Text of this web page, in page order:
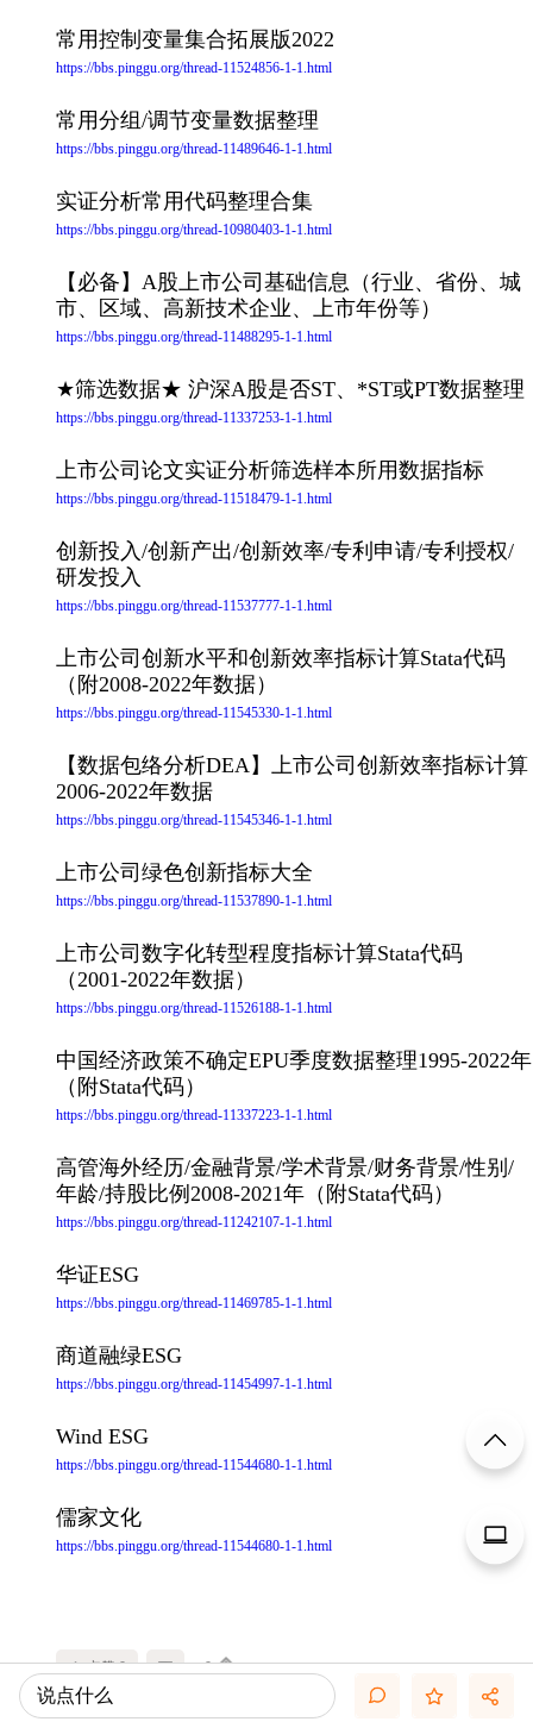
常用控制变量集合拓展版2022
https://bbs.pinggu.org/thread-11524856-1-1.html
常用分组/调节变量数据整理
https://bbs.pinggu.org/thread-11489646-1-1.html
实证分析常用代码整理合集
https://bbs.pinggu.org/thread-10980403-1-1.html
【必备】A股上市公司基础信息（行业、省份、城
市、区域、高新技术企业、上市年份等）
https://bbs.pinggu.org/thread-11488295-1-1.html
★筛选数据★ 沪深A股是否ST、*ST或PT数据整理
https://bbs.pinggu.org/thread-11337253-1-1.html
上市公司论文实证分析筛选样本所用数据指标
https://bbs.pinggu.org/thread-11518479-1-1.html
创新投入/创新产出/创新效率/专利申请/专利授权/
研发投入
https://bbs.pinggu.org/thread-11537777-1-1.html
上市公司创新水平和创新效率指标计算Stata代码
（附2008-2022年数据）
https://bbs.pinggu.org/thread-11545330-1-1.html
【数据包络分析DEA】上市公司创新效率指标计算
2006-2022年数据
https://bbs.pinggu.org/thread-11545346-1-1.html
上市公司绿色创新指标大全
https://bbs.pinggu.org/thread-11537890-1-1.html
上市公司数字化转型程度指标计算Stata代码
（2001-2022年数据）
https://bbs.pinggu.org/thread-11526188-1-1.html
中国经济政策不确定EPU季度数据整理1995-2022年
（附Stata代码）
https://bbs.pinggu.org/thread-11337223-1-1.html
高管海外经历/金融背景/学术背景/财务背景/性别/
年龄/持股比例2008-2021年（附Stata代码）
https://bbs.pinggu.org/thread-11242107-1-1.html
华证ESG
https://bbs.pinggu.org/thread-11469785-1-1.html
商道融绿ESG
https://bbs.pinggu.org/thread-11454997-1-1.html
Wind ESG
https://bbs.pinggu.org/thread-11544680-1-1.html
儒家文化
https://bbs.pinggu.org/thread-11544680-1-1.html
点赞 0 0
说点什么